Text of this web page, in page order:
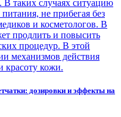
В таких случаях ситуацию
не прибегая без
и косметологов. В
продлить и повысить
процедур. В этой
механизмов действия
красоту кожи.
дозировки и эффекты на